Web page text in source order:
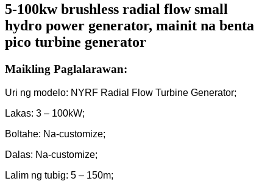
5-100kw brushless radial flow small
hydro power generator, mainit na benta
pico turbine generator
Maikling Paglalarawan:
Uri ng modelo: NYRF Radial Flow Turbine Generator;
Lakas: 3 – 100kW;
Boltahe: Na-customize;
Dalas: Na-customize;
Lalim ng tubig: 5 – 150m;